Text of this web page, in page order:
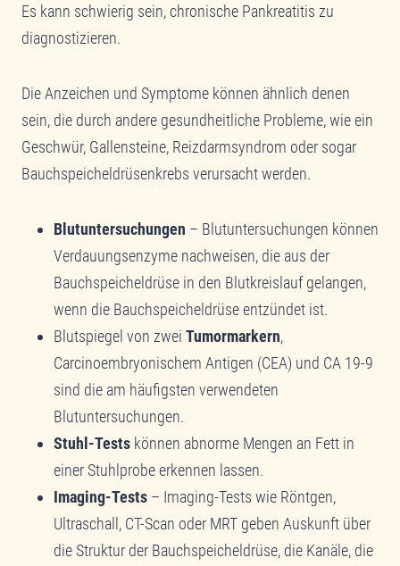
Es kann schwierig sein, chronische Pankreatitis zu
diagnostizieren.
Die Anzeichen und Symptome können ähnlich denen
sein, die durch andere gesundheitliche Probleme, wie ein
Geschwür, Gallensteine, Reizdarmsyndrom oder sogar
Bauchspeicheldrüsenkrebs verursacht werden.
Blutuntersuchungen – Blutuntersuchungen können
Verdauungsenzyme nachweisen, die aus der
Bauchspeicheldrüse in den Blutkreislauf gelangen,
wenn die Bauchspeicheldrüse entzündet ist.
Blutspiegel von zwei Tumormarkern,
Carcinoembryonischem Antigen (CEA) und CA 19-9
sind die am häufigsten verwendeten
Blutuntersuchungen.
Stuhl-Tests können abnorme Mengen an Fett in
einer Stuhlprobe erkennen lassen.
Imaging-Tests – Imaging-Tests wie Röntgen,
Ultraschall, CT-Scan oder MRT geben Auskunft über
die Struktur der Bauchspeicheldrüse, die Kanäle, die